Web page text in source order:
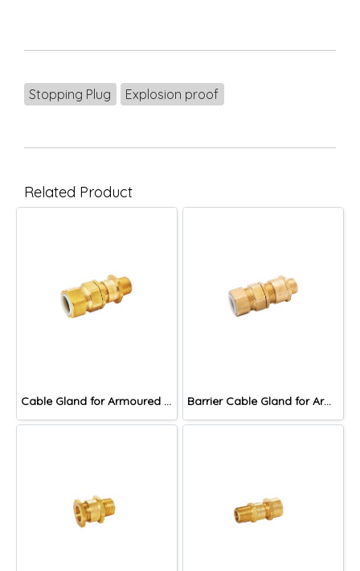
Stopping Plug Explosion proof
Related Product
Cable Gland for Armoured Cable, DAC Series Barrier Cable Gland for Armoured Cable, DACB Series